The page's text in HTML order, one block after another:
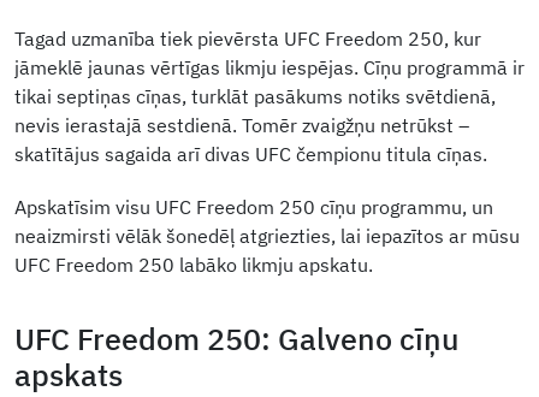
Tagad uzmanība tiek pievērsta UFC Freedom 250, kur
jāmeklē jaunas vērtīgas likmju iespējas. Cīņu programmā ir
tikai septiņas cīņas, turklāt pasākums notiks svētdienā,
nevis ierastajā sestdienā. Tomēr zvaigžņu netrūkst –
skatītājus sagaida arī divas UFC čempionu titula cīņas.
Apskatīsim visu UFC Freedom 250 cīņu programmu, un
neaizmirsti vēlāk šonedēļ atgriezties, lai iepazītos ar mūsu
UFC Freedom 250 labāko likmju apskatu.
UFC Freedom 250: Galveno cīņu
apskats